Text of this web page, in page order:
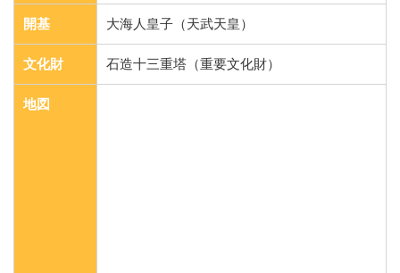
開基 大海人皇子（天武天皇）
文化財 石造十三重塔（重要文化財）
地図